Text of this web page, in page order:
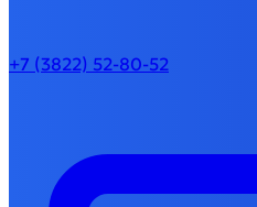
+7 (3822) 52-80-52